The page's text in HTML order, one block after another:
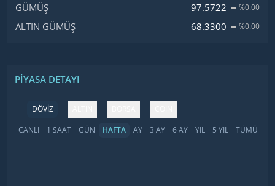
GÜMÜŞ 97.5722 %0.00
ALTIN GÜMÜŞ 68.3300 %0.00
PIYASA DETAYI
DÖVİZ
CANLI
1 SAAT GÜN HAFTA AY 3 AY 6 AY YIL 5 YIL TÜMÜ